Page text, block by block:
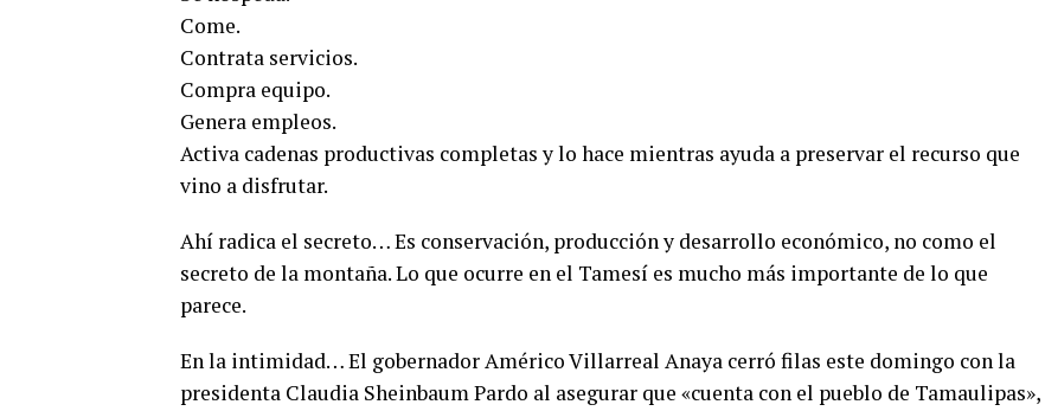
Come.
Contrata servicios.
Compra equipo.
Genera empleos.
Activa cadenas productivas completas y lo hace mientras ayuda a preservar el recurso que
vino a disfrutar.
Ahí radica el secreto… Es conservación, producción y desarrollo económico, no como el
secreto de la montaña. Lo que ocurre en el Tamesí es mucho más importante de lo que
parece.
En la intimidad… El gobernador Américo Villarreal Anaya cerró filas este domingo con la
presidenta Claudia Sheinbaum Pardo al asegurar que «cuenta con el pueblo de Tamaulipas»,